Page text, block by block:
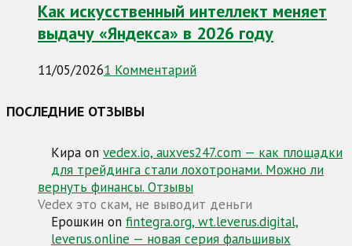
Как искусственный интеллект меняет
выдачу «Яндекса» в 2026 году
11/05/20261 Комментарий
ПОСЛЕДНИЕ ОТЗЫВЫ
Кира on vedex.io, auxves247.com — как площадки
для трейдинга стали лохотронами. Можно ли
вернуть финансы. Отзывы
Vedex это скам, не выводит деньги
Ерошкин on fintegra.org, wt.leverus.digital,
leverus.online — новая серия фальшивых